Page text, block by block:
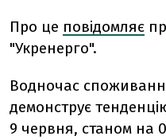
Про це повідомляє
"Укренерго".
Водночас
демонструє
9 червня, станом на